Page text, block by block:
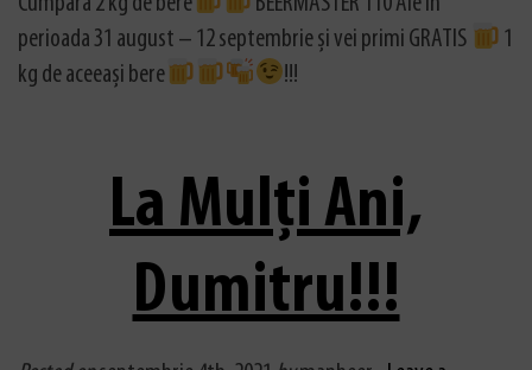
perioada 31 august – 12 septembrie și vei primi GRATIS
1
kg de aceeași bere
!!!
La Mulți Ani,
Dumitru!!!